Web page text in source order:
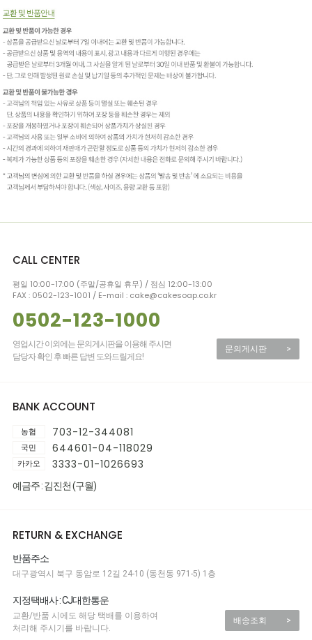
CALL CENTER
평일 10:00-17:00 (주말/공휴일 휴무) / 점심 12:00-13:00
FAX : 0502-123-1001 / E-mail : cake@cakesoap.co.kr
0502-123-1000
영업시간 이외에는 문의게시판을 이용해 주시면
담당자 확인 후 빠른 답변 도와드릴게요!
문의게시판 >
BANK ACCOUNT
농협 703-12-344081
국민 644601-04-118029
카카오 3333-01-1026693
예금주 : 김진천 (구월)
RETURN & EXCHANGE
반품주소
대구광역시 북구 동암로 12길 24-10 (동천동 971-5) 1층
지정택배사 : CJ대한통운
교환/반품 시에도 해당 택배를 이용하여
처리해 주시기를 바랍니다.
배송조회 >